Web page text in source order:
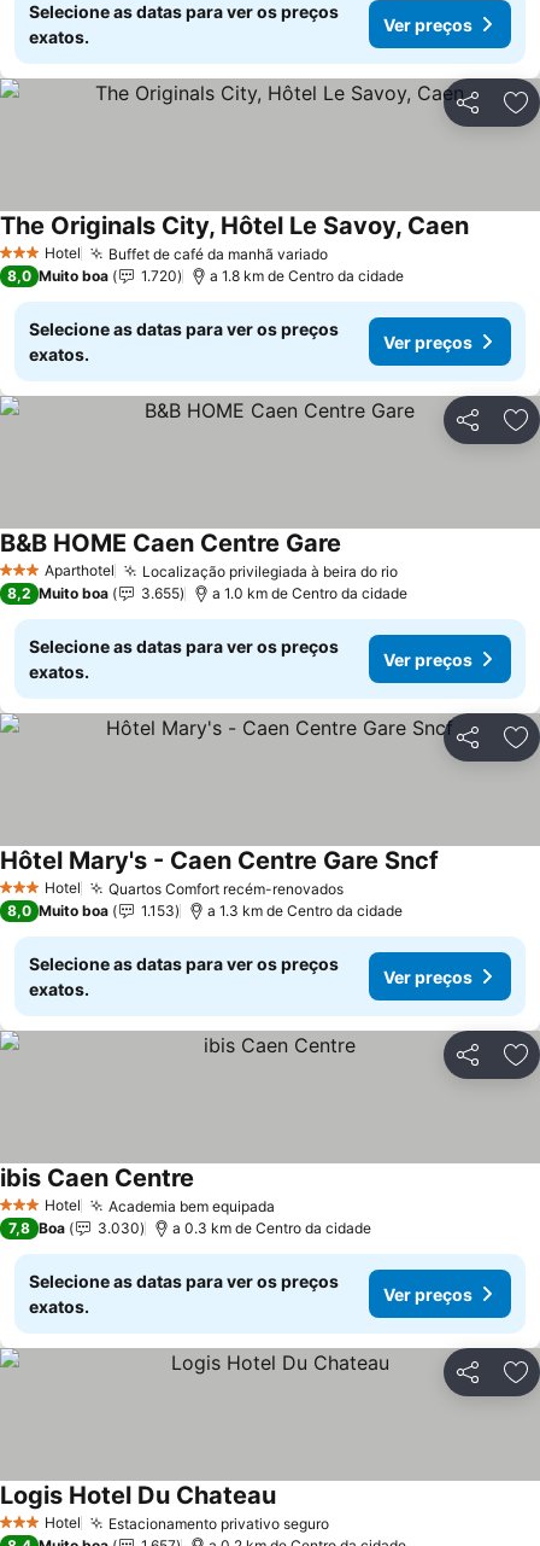
Selecione as datas para ver os preços
exatos.
Ver preços
Partilhar
3 EstrelasHotel Buffet de café da manhã variadoVer preços
The Originals City, Hôtel Le Savoy, CaenVer
8,0 Muito boa 1.720 a 1.8 km de Centro da cidade
Selecione as datas para ver os preços
exatos.
Ver preços
Partilhar
3 EstrelasAparthotel Localização privilegiada à beira do rioVer preços
B&B HOME Caen Centre Gare
8,2 Muito boa 3.655 a 1.0 km de Centro da cidade
Selecione as datas para ver os preços
exatos.
Ver preços
Partilhar
3 EstrelasHotel Quartos Comfort recém-renovadosVer preços
Hôtel Mary's - Caen Centre Gare Sncf
8,0 Muito boa 1.153 a 1.3 km de Centro da cidade
Selecione as datas para ver os preços
exatos.
Ver preços
Partilhar
3 EstrelasHotel Academia bem equipada
ibis Caen Centre
7,8 Boa 3.030 a 0.3 km de Centro da cidade
Selecione as datas para ver os preços
exatos.
Ver preços
Partilhar
3 EstrelasHotel Estacionamento privativo seguroVer preços
Logis Hotel Du ChateauVer preços